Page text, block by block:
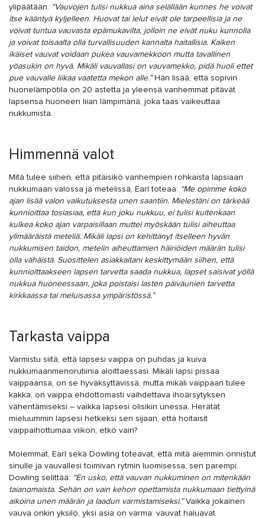
ylipäätään. “Vauvojen tulisi nukkua aina selällään kunnes he voivat
itse kääntyä kyljelleen. Huovat tai lelut eivät ole tarpeellisia ja ne
voivat tuntua vauvasta epämukavilta, jolloin ne eivät nuku kunnolla
ja voivat toisaalta olla turvallisuuden kannalta haitallisia. Kaiken
ikäiset vauvat voidaan pukea vauvamekkoon mutta tavallinen
yöasukin on hyvä. Mikäli vauvallasi on vauvamekko, pidä huoli ettet
pue vauvalle liikaa vaatetta mekon alle.”Hän lisää, että sopivin
huonelämpötila on 20 astetta ja yleensä vanhemmat pitävät
lapsensa huoneen liian lämpimänä, joka taas vaikeuttaa
nukkumista.
Himmennä valot
Mitä tulee siihen, että pitäisikö vanhempien rohkaista lapsiaan
nukkumaan valossa ja metelissä, Earl toteaa: “Me opimme koko
ajan lisää valon vaikutuksesta unen saantiin. Mielestäni on tärkeää
kunnioittaa tosiasiaa, että kun joku nukkuu, ei tulisi kuitenkaan
kulkea koko ajan varpaisillaan muttei myöskään tulisi aiheuttaa
ylimääräistä meteliä. Mikäli lapsi on kehittänyt itselleen hyvän
nukkumisen taidon, metelin aiheuttamien häiriöiden määrän tulisi
olla vähäistä. Suosittelen asiakkaitani keskittymään siihen, että
kunnioittaakseen lapsen tarvetta saada nukkua, lapset saisivat yöllä
nukkua huoneessaan, joka poistaisi lasten päiväunien tarvetta
kirkkaassa tai meluisassa ympäristössä.”
Tarkasta vaippa
Varmistu siitä, että lapsesi vaippa on puhdas ja kuiva
nukkumaanmenorutiinia aloittaessasi. Mikäli lapsi pissaa
vaippaansa, on se hyväksyttävissä, mutta mikäli vaippaan tulee
kakka, on vaippa ehdottomasti vaihdettava ihoärsytyksen
vähentämiseksi – vaikka lapsesi olisikin unessa. Herätät
mieluummin lapsesi hetkeksi sen sijaan, että hoitaisit
vaippaihottumaa viikon, etkö vain?
Molemmat, Earl sekä Dowling toteavat, että mitä aiemmin onnistut
sinulle ja vauvallesi toimivan rytmin luomisessa, sen parempi.
Dowling selittää: “En usko, että vauvan nukkuminen on mitenkään
taianomaista. Sehän on vain kehon opettamista nukkumaan tiettyinä
aikoina unen määrän ja laadun varmistamiseksi.”Vaikka jokainen
vauva onkin yksilö, yksi asia on varma: vauvat haluavat